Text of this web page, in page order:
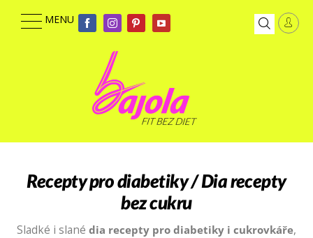
Recepty pro diabetiky / Dia recepty
bez cukru
Sladké i slané dia recepty pro diabetiky i cukrovkáře,